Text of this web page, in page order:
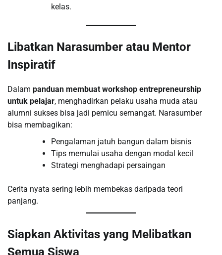
kelas.
Libatkan Narasumber atau Mentor
Inspiratif
Dalam panduan membuat workshop entrepreneurship
untuk pelajar, menghadirkan pelaku usaha muda atau
alumni sukses bisa jadi pemicu semangat. Narasumber
bisa membagikan:
Pengalaman jatuh bangun dalam bisnis
Tips memulai usaha dengan modal kecil
Strategi menghadapi persaingan
Cerita nyata sering lebih membekas daripada teori
panjang.
Siapkan Aktivitas yang Melibatkan
Semua Siswa